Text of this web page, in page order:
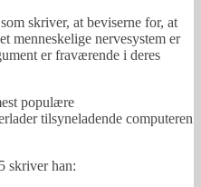
skriver, at beviserne for, at
menneskelige nervesystem er
er fraværende i deres
populære
tilsyneladende computeren
skriver han: